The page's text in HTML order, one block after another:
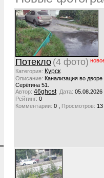
Потекло (4 фото)
Категория: Курск
Описание: Канализация во
Серёгина 51.
Автор: 46ghost Дата: 05.08.2026
Рейтинг: 0
Комментарии: 0 , Просмотров: 13